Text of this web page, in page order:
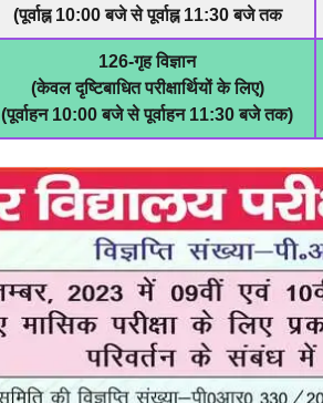
(पूर्वाह्न 10:00 बजे से पूर्वाह्न 11:30 बजे तक
126-गृह विज्ञान
(केवल दृष्टिबाधित परीक्षार्थियों के लिए)
(पूर्वाहन 10:00 बजे से पूर्वाहन 11:30 बजे तक)